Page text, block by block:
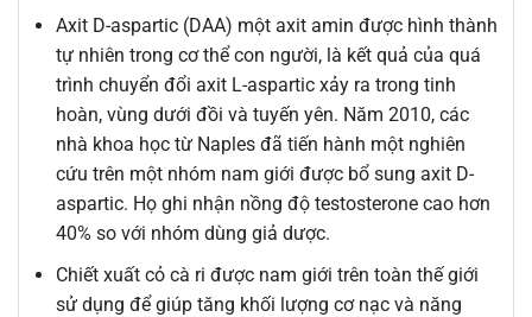
Axit D-aspartic (DAA) một axit amin được hình thành
tự nhiên trong cơ thể con người, là kết quả của quá
trình chuyển đổi axit L-aspartic xảy ra trong tinh
hoàn, vùng dưới đồi và tuyến yên. Năm 2010, các
nhà khoa học từ Naples đã tiến hành một nghiên
cứu trên một nhóm nam giới được bổ sung axit D-
aspartic. Họ ghi nhận nồng độ testosterone cao hơn
40% so với nhóm dùng giả dược.
Chiết xuất cỏ cà ri được nam giới trên toàn thế giới
sử dụng để giúp tăng khối lượng cơ nạc và năng